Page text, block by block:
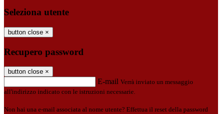
Seleziona utente
button close ×
Recupero password
button close ×
E-mail Verrà inviato un messaggio
all'indirizzo indicato con le istruzioni necessarie.
Non hai una e-mail associata al nome utente? Effettua il reset della password